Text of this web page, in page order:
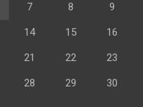
7 8 9
14 15 16
21 22 23
28 29 30